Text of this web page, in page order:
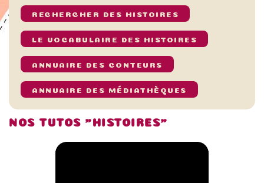
RECHERCHER DES HISTOIRES
LE VOCABULAIRE DES HISTOIRES
ANNUAIRE DES CONTEURS
ANNUAIRE DES MÉDIATHÈQUES
NOS TUTOS "HISTOIRES"